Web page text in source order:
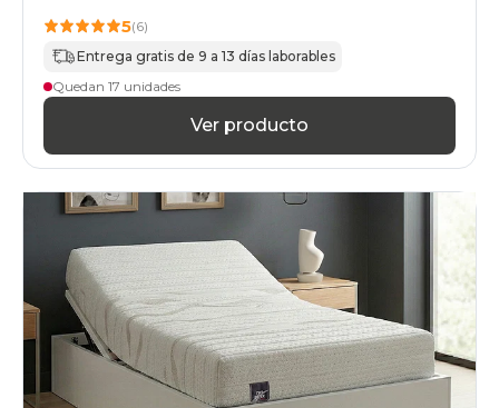
5(6)
Entrega gratis de 9 a 13 días laborables
Quedan 17 unidades
Ver producto